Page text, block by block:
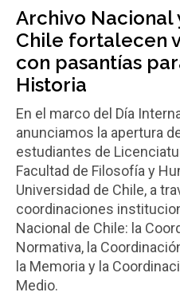
Estudiantes
Académicos
Archivo Nacional
Chile fortalecen
con pasantías
Historia
En el marco del Día
anunciamos la apertura
estudiantes de
Facultad de Filosofía y
Universidad de Chile, a
coordinaciones
Nacional de Chile: la
Normativa, la
la Memoria y la
Medio.